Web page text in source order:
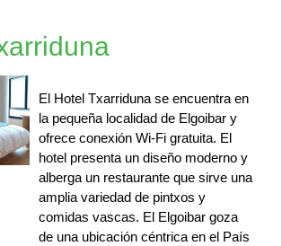
El Hotel Txarriduna se encuentra en
la pequeña localidad de Elgoibar y
ofrece conexión Wi-Fi gratuita. El
hotel presenta un diseño moderno y
alberga un restaurante que sirve una
amplia variedad de pintxos y
comidas vascas. El Elgoibar goza
de una ubicación céntrica en el País